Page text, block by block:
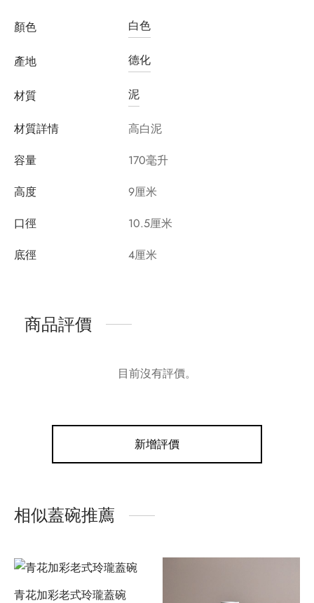
顏色 白色
產地 德化
材質 泥
材質詳情
高白泥
容量
170毫升
高度
9厘米
口徑
10.5厘米
底徑
4厘米
商品評價
目前沒有評價。
新增評價
相似蓋碗推薦
青花加彩老式玲瓏蓋碗